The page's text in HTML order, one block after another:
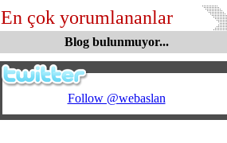
En çok yorumlananlar
Blog bulunmuyor...
Follow @webaslan